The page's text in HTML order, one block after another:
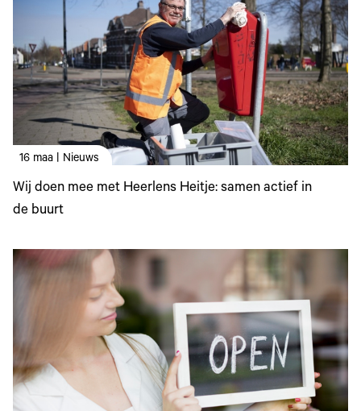
16 maa | Nieuws
Wij doen mee met Heerlens Heitje: samen actief in
de buurt